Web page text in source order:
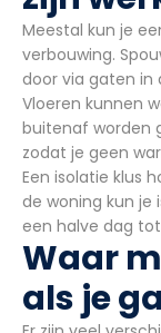
Meestal kun je
verbouwing.
door via gaten in
Vloeren kunnen
buitenaf worden
zodat je geen
Een isolatie klus
de woning kun je
een halve dag
Waar
als je